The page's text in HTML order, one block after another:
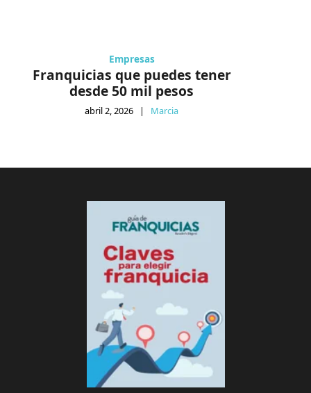
Empresas
Franquicias que puedes tener
desde 50 mil pesos
abril 2, 2026 | Marcia